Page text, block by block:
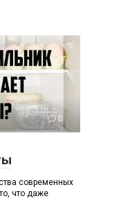
0
современных
что даже